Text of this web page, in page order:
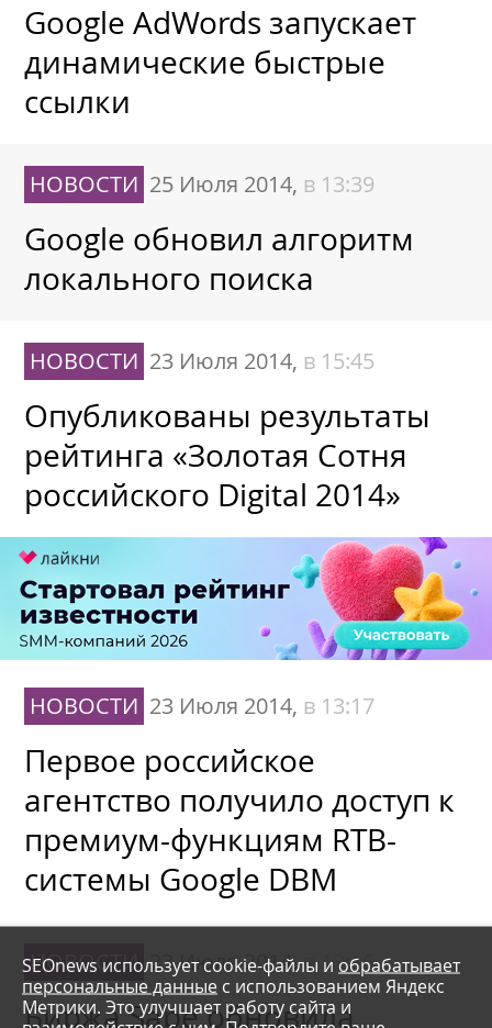
Google AdWords запускает
динамические быстрые
ссылки
НОВОСТИ 25 Июля 2014, в 13:39
Google обновил алгоритм
локального поиска
НОВОСТИ 23 Июля 2014, в 15:45
Опубликованы результаты
рейтинга «Золотая Сотня
российского Digital 2014»
НОВОСТИ 23 Июля 2014, в 13:17
Первое российское
агентство получило доступ к
премиум-функциям RTB-
системы Google DBM
НОВОСТИ 23 Июля 2014,в 13:16
Биржа Sape обновила
SEOnews использует cookie-файлы и обрабатывает
персональные данные с использованием Яндекс
Метрики. Это улучшает работу сайта и